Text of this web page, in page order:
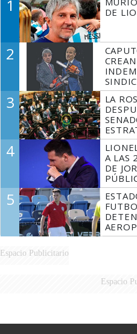
1
DE
2
3
LA
4
A LAS
DE
5
Espacio Publicitario
Espacio